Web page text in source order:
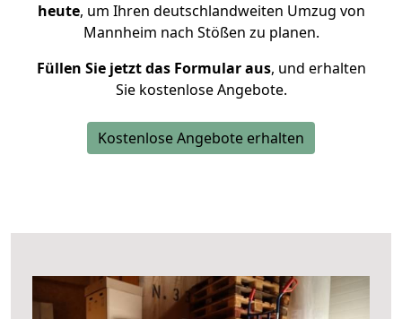
heute, um Ihren deutschlandweiten Umzug von
Mannheim nach Stößen zu planen.
Füllen Sie jetzt das Formular aus, und erhalten
Sie kostenlose Angebote.
Kostenlose Angebote erhalten